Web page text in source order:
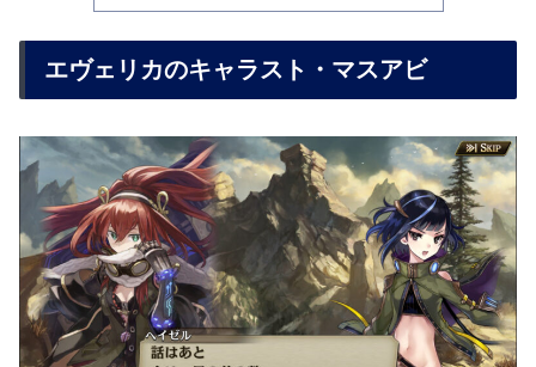
エヴェリカのキャラスト・マスアビ